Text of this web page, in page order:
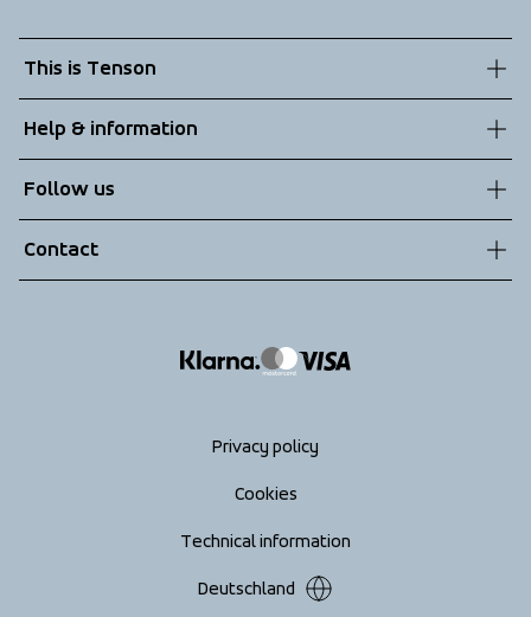
This is Tenson
Sustainability
Technologies
Help & information
Terms & Conditions
Returns
Follow us
Contact
Privacy policy
Cookies
Technical information
Deutschland